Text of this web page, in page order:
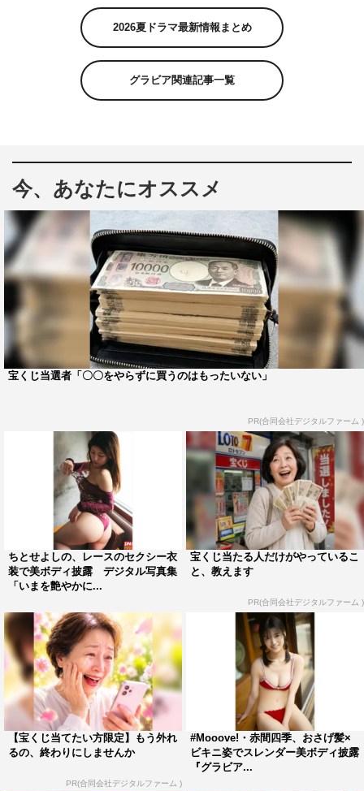
2026夏ドラマ最新情報まとめ
グラビア関連記事一覧
今、あなたにオススメ
宝くじ当選者「〇〇をやらずに買うのはもったいない」
PR(合同会社デジタルファーム )
ちとせよしの、レースのセクシー衣
装で美ボディ披露 デジタル写真集
「いまを艶やかに...
宝くじ当たる人だけがやっているこ
と、教えます
PR(合同会社デジタルファーム )
【宝くじ当てたい方限定】もう外れ
るの、終わりにしませんか
PR(合同会社デジタルファーム )
#Mooove!・赤間四季、おさげ髪×
ビキニ姿でスレンダー美ボディ披露
『グラビア...